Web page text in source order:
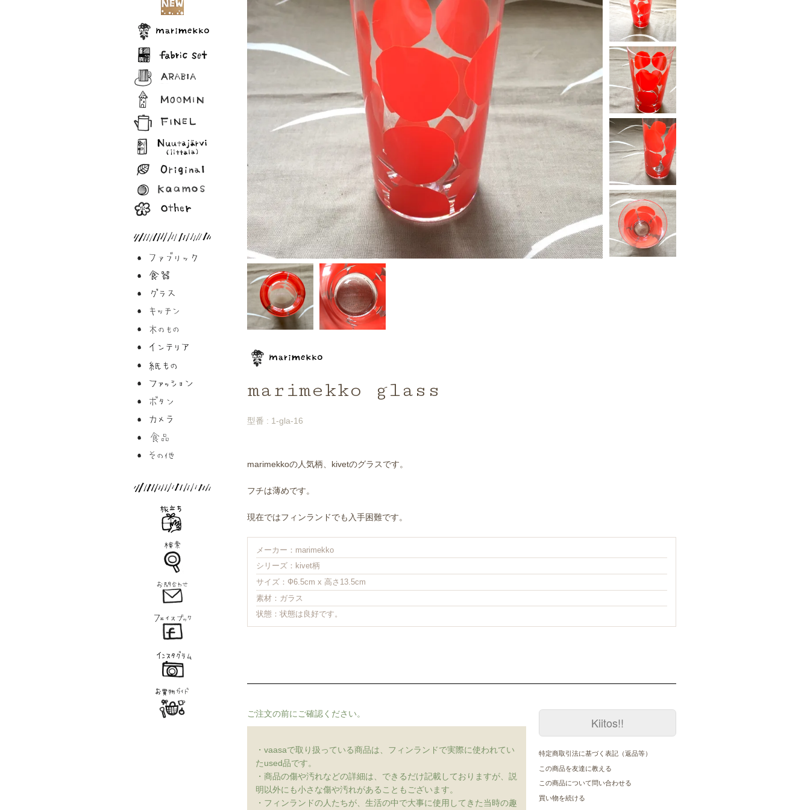
marimekko glass
型番 : 1-gla-16
marimekkoの人気柄、kivetのグラスです。
フチは薄めです。
現在ではフィンランドでも入手困難です。
メーカー：marimekko
シリーズ：kivet柄
サイズ：Ф6.5cm x 高さ13.5cm
素材：ガラス
状態：状態は良好です。
ご注文の前にご確認ください。
・vaasaで取り扱っている商品は、フィンランドで実際に使われてい
たused品です。
・商品の傷や汚れなどの詳細は、できるだけ記載しておりますが、説
明以外にも小さな傷や汚れがあることもございます。
・フィンランドの人たちが、生活の中で大事に使用してきた当時の趣
Kiitos!!
特定商取引法に基づく表記（返品等）
この商品を友達に教える
この商品について問い合わせる
買い物を続ける